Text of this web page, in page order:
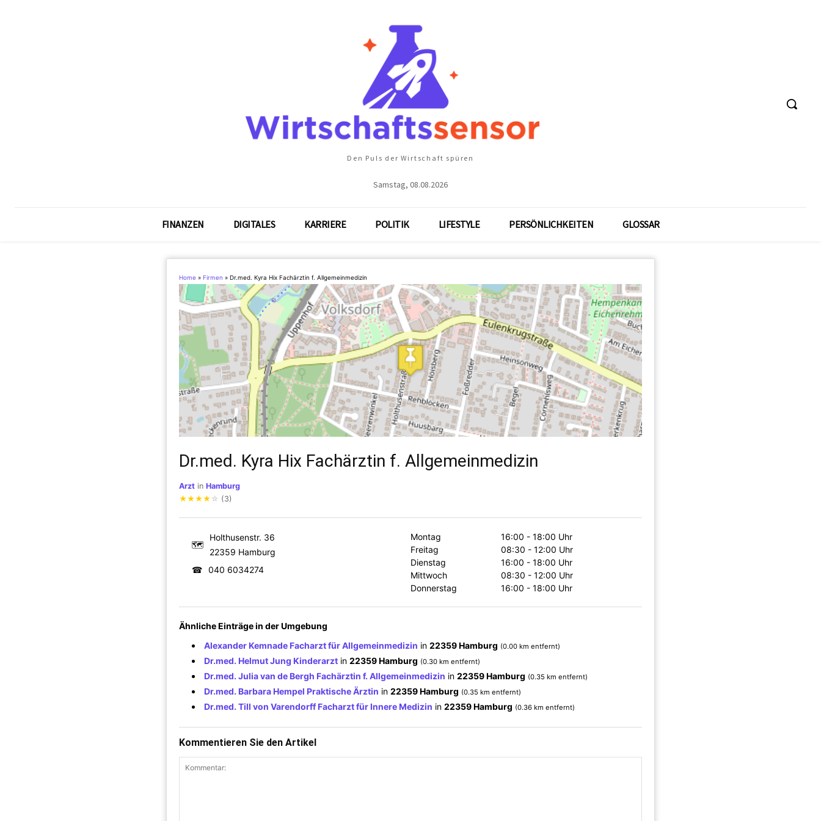
Den Puls der Wirtschaft spüren
Samstag, 08.08.2026
FINANZEN DIGITALES KARRIERE POLITIK LIFESTYLE PERSÖNLICHKEITEN GLOSSAR
Home » Firmen » Dr.med. Kyra Hix Fachärztin f. Allgemeinmedizin
Dr.med. Kyra Hix Fachärztin f. Allgemeinmedizin
Arzt in Hamburg
★★★★ ☆ (3)
🗺
Holthusenstr. 36
22359 Hamburg
☎ 040 6034274
Montag
16:00 - 18:00 Uhr
Freitag
08:30 - 12:00 Uhr
Dienstag
16:00 - 18:00 Uhr
Mittwoch
08:30 - 12:00 Uhr
Donnerstag
16:00 - 18:00 Uhr
Ähnliche Einträge in der Umgebung
Alexander Kemnade Facharzt für Allgemeinmedizin in 22359 Hamburg (0.00 km entfernt)
Dr.med. Helmut Jung Kinderarzt in 22359 Hamburg (0.30 km entfernt)
Dr.med. Julia van de Bergh Fachärztin f. Allgemeinmedizin in 22359 Hamburg (0.35 km entfernt)
Dr.med. Barbara Hempel Praktische Ärztin in 22359 Hamburg (0.35 km entfernt)
Dr.med. Till von Varendorff Facharzt für Innere Medizin in 22359 Hamburg (0.36 km entfernt)
Kommentieren Sie den Artikel